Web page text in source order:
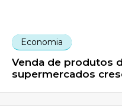
Economia
Venda de produtos
supermercados